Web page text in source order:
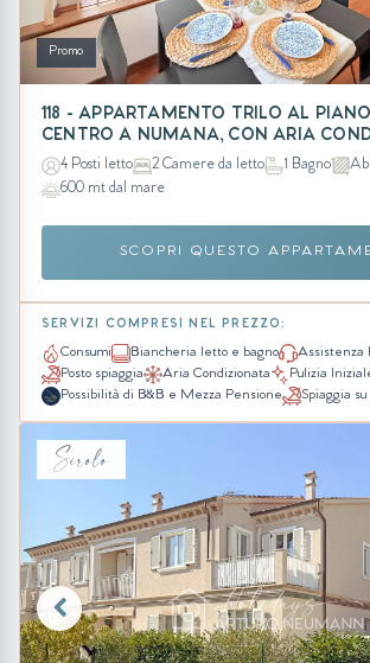
Promo
118 - APPARTAMENTO TRILO AL
CENTRO A NUMANA, CON ARIA
4 Posti letto 2 Camere da letto 1 Bagno
600 mt dal mare
SCOPRI QUESTO
SERVIZI COMPRESI NEL PREZZO:
Consumi Biancheria letto e bagno
Assistenza
Posto spiaggia
Aria Condizionata
Pulizia
Possibilità di B&B e Mezza Pensione
Spiaggia
Sirolo